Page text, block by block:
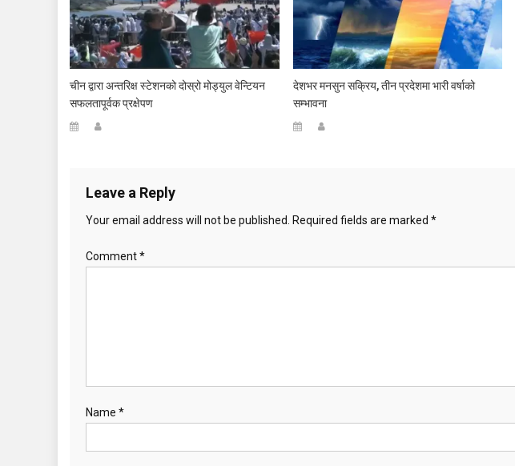
चीन द्वारा अन्तरिक्ष स्टेशनको दोस्रो मोड्युल वेन्टियन
सफलतापूर्वक प्रक्षेपण
देशभर मनसुन सक्रिय, तीन प्रदेशमा भारी वर्षाको
सम्भावना
Leave a Reply
Your email address will not be published. Required fields are marked *
Comment*
Name *